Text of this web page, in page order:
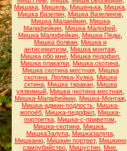
Мишака Мишель Мишенька Мишка
Мишка Вазелин, Мишка Вазелинов,
Мишка Малаейкин, Мишка
Малафейкин Мишка Малофей
Мишка Малофейкин Мишка Педы
Мишка болван Мишка и
антисемитизм
Мишка монтаж
Мишка обо мне, Мишка педофил,
Мишка плакатки Мишка скотина
Мишка скотина местная, Мишка
скотина. Люляка-Хуяка, Мишка
сктина, Мишка таракан, Мишка
уязвимый Мишка чкотина местная
Мишка-Малафейкин, Мишка-Монтаж,
Мишка-админ-подлость, Мишка-
жопоёб Мишка-педофил Мишка-
портретка Мишка-с-приветом
Мишка-скотина Мишка.
МишкаЗалупа, Мишказалупа,
Мишканю, Мишкин портрет, Мишкино
самоубийство Мишустин Мне